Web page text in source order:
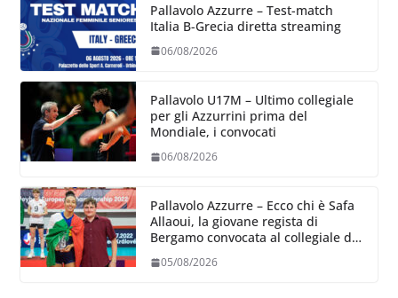
Pallavolo Azzurre – Test-match
Italia B-Grecia diretta streaming
06/08/2026
Pallavolo U17M – Ultimo collegiale
per gli Azzurrini prima del
Mondiale, i convocati
06/08/2026
Pallavolo Azzurre – Ecco chi è Safa
Allaoui, la giovane regista di
Bergamo convocata al collegiale di
05/08/2026